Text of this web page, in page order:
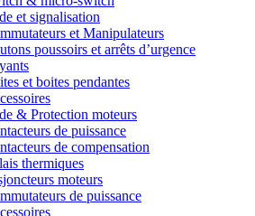
et signalisation
et Manipulateurs
poussoirs et arrêts d’urgence
et boites pendantes
& Protection moteurs
de puissance
de compensation
thermiques
moteurs
de puissance